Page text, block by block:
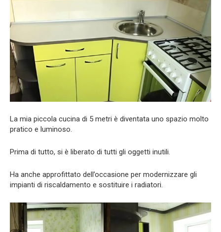
La mia piccola cucina di 5 metri è diventata uno spazio molto
pratico e luminoso.
Prima di tutto, si è liberato di tutti gli oggetti inutili.
Ha anche approfittato dell’occasione per modernizzare gli
impianti di riscaldamento e sostituire i radiatori.